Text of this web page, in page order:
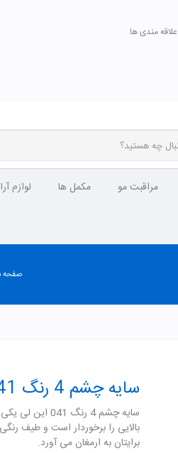
علاقه مندی ها
مراقبت مو مکمل ها لوازم
سایه چشم 4 رنگ 041 این لی
سایه چشم 4 رنگ
بالایی را برخوردار است و طیف
برایتان به ارمغان می آورد.